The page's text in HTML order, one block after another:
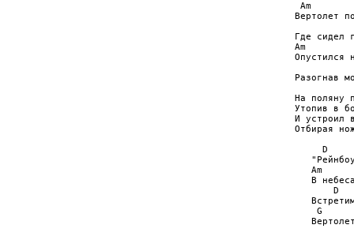
Am
Вертолет
Где сидел
Am
Опустился
Разогнав
На поляну
Утопив в
И устроил
Отбирая
D
Am
В
D
G